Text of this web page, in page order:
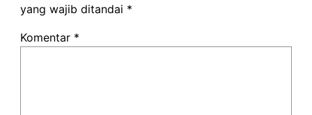
yang wajib ditandai *
Komentar *